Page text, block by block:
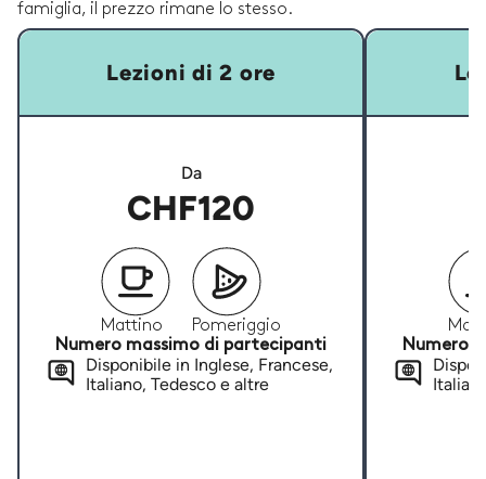
famiglia, il prezzo rimane lo stesso.
Lezioni di 2 ore
Da
CHF120
Mattino
Pomeriggio
Numero massimo di partecipanti
Disponibile in Inglese, Francese,
Italiano, Tedesco e altre
Numero